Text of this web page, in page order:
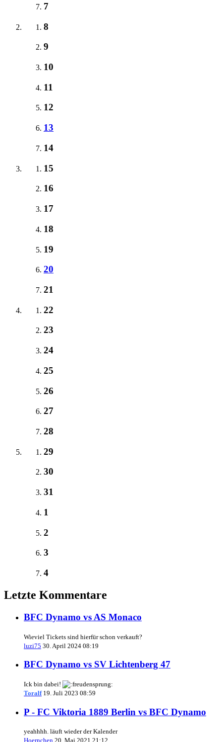
7
8
9
10
11
12
13
14
15
16
17
18
19
20
21
22
23
24
25
26
27
28
29
30
31
1
2
3
4
Letzte Kommentare
BFC Dynamo vs AS Monaco
Wieviel Tickets sind hierfür schon verkauft?
luzi75 30. April 2024 08:19
BFC Dynamo vs SV Lichtenberg 47
Ick bin dabei!
Toralf 19. Juli 2023 08:59
P - FC Viktoria 1889 Berlin vs BFC Dynamo
yeahhhh. läuft wieder der Kalender
Hoernchen 20. Mai 2021 21:12